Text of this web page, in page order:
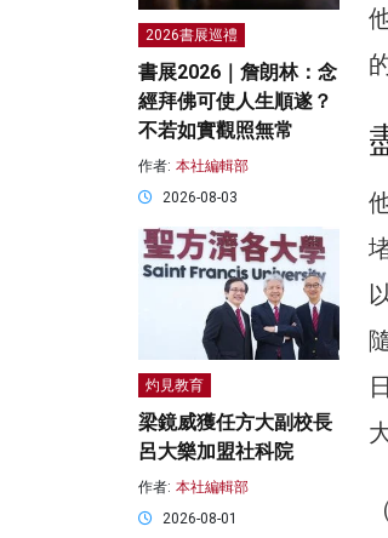
2026書展巡禮
書展2026｜詹朗林：念
經拜佛可使人生順遂？
不若如實觀照無常
作者: 本社編輯部
2026-08-03
灼見教育
梁鏡威獲任方大副校長
呂大樂加盟社科院
作者: 本社編輯部
2026-08-01